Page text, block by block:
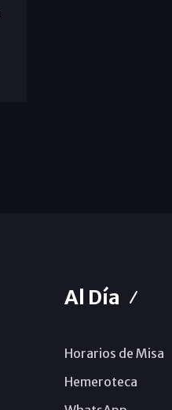
Al Día
Horarios de Misa
Hemeroteca